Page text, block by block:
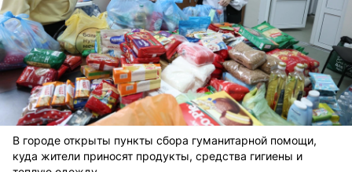
В городе открыты пункты сбора гуманитарной помощи,
куда жители приносят продукты, средства гигиены и